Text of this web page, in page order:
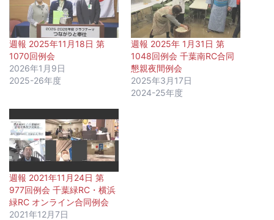
週報 2025年11月18日 第
1070回例会
2026年1月9日
2025-26年度
週報 2025年 1月31日 第
1048回例会 千葉南RC合同
懇親夜間例会
2025年3月17日
2024-25年度
週報 2021年11月24日 第
977回例会 千葉緑RC・横浜
緑RC オンライン合同例会
2021年12月7日